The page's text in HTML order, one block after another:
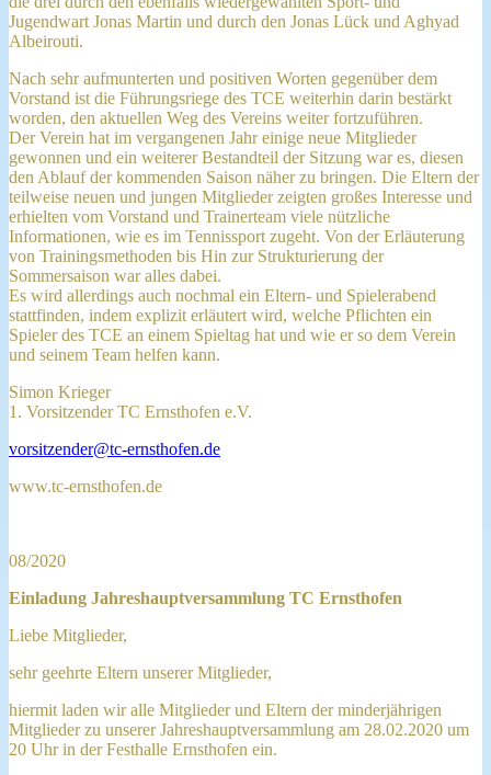
Jugendwart Jonas Martin und durch den Jonas Lück und Aghyad
Albeirouti.
Nach sehr aufmunterten und positiven Worten gegenüber dem
Vorstand ist die Führungsriege des TCE weiterhin darin bestärkt
worden, den aktuellen Weg des Vereins weiter fortzuführen.
Der Verein hat im vergangenen Jahr einige neue Mitglieder
gewonnen und ein weiterer Bestandteil der Sitzung war es, diesen
den Ablauf der kommenden Saison näher zu bringen. Die Eltern der
teilweise neuen und jungen Mitglieder zeigten großes Interesse und
erhielten vom Vorstand und Trainerteam viele nützliche
Informationen, wie es im Tennissport zugeht. Von der Erläuterung
von Trainingsmethoden bis Hin zur Strukturierung der
Sommersaison war alles dabei.
Es wird allerdings auch nochmal ein Eltern- und Spielerabend
stattfinden, indem explizit erläutert wird, welche Pflichten ein
Spieler des TCE an einem Spieltag hat und wie er so dem Verein
und seinem Team helfen kann.
Simon Krieger
1. Vorsitzender TC Ernsthofen e.V.
vorsitzender@tc-ernsthofen.de
www.tc-ernsthofen.de
08/2020
Einladung Jahreshauptversammlung TC Ernsthofen
Liebe Mitglieder,
sehr geehrte Eltern unserer Mitglieder,
hiermit laden wir alle Mitglieder und Eltern der minderjährigen
Mitglieder zu unserer Jahreshauptversammlung am 28.02.2020 um
20 Uhr in der Festhalle Ernsthofen ein.